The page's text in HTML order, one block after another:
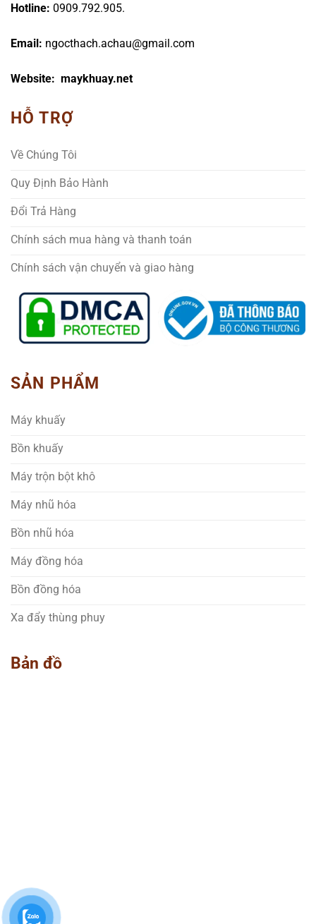
Hotline: 0909.792.905.
Email: ngocthach.achau@gmail.com
Website: maykhuay.net
HỖ TRỢ
Về Chúng Tôi
Quy Định Bảo Hành
Đổi Trả Hàng
Chính sách mua hàng và thanh toán
Chính sách vận chuyển và giao hàng
SẢN PHẨM
Máy khuấy
Bồn khuấy
Máy trộn bột khô
Máy nhũ hóa
Bồn nhũ hóa
Máy đồng hóa
Bồn đồng hóa
Xa đẩy thùng phuy
Bản đồ